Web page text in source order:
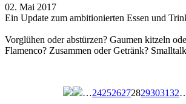
02. Mai 2017
Ein Update zum ambitionierten Essen und
Vorglühen oder abstürzen? Gaumen kitzeln
Flamenco? Zusammen oder Getränk?
…242526272829303132